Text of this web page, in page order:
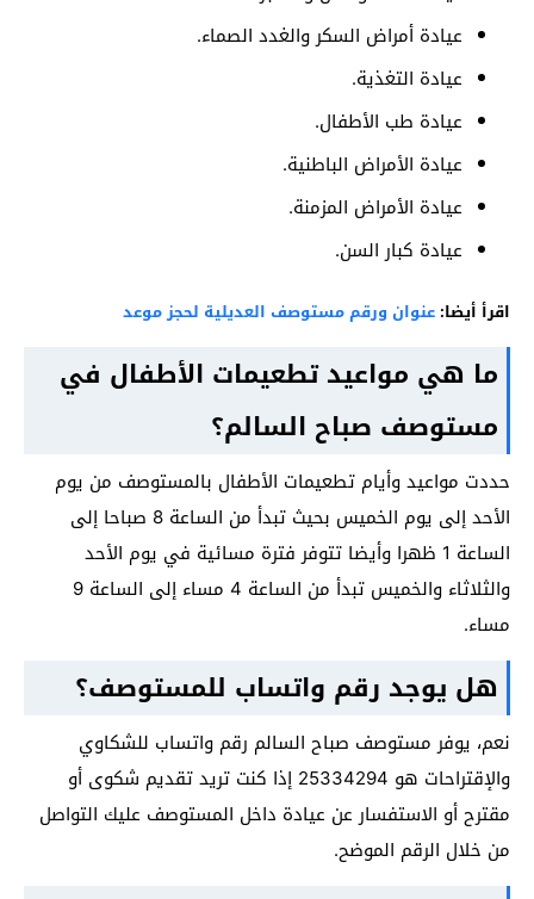
عيادة أمراض السكر والغدد الصماء.
عيادة التغذية.
عيادة طب الأطفال.
عيادة الأمراض الباطنية.
عيادة الأمراض المزمنة.
عيادة كبار السن.
اقرأ أيضا: عنوان ورقم مستوصف العديلية لحجز موعد
ما هي مواعيد تطعيمات الأطفال في
مستوصف صباح السالم؟
حددت مواعيد وأيام تطعيمات الأطفال بالمستوصف من يوم
الأحد إلى يوم الخميس بحيث تبدأ من الساعة 8 صباحا إلى
الساعة 1 ظهرا وأيضا تتوفر فترة مسائية في يوم الأحد
والثلاثاء والخميس تبدأ من الساعة 4 مساء إلى الساعة 9
مساء.
هل يوجد رقم واتساب للمستوصف؟
نعم، يوفر مستوصف صباح السالم رقم واتساب للشكاوي
والإقتراحات هو 25334294 إذا كنت تريد تقديم شكوى أو
مقترح أو الاستفسار عن عيادة داخل المستوصف عليك التواصل
من خلال الرقم الموضح.